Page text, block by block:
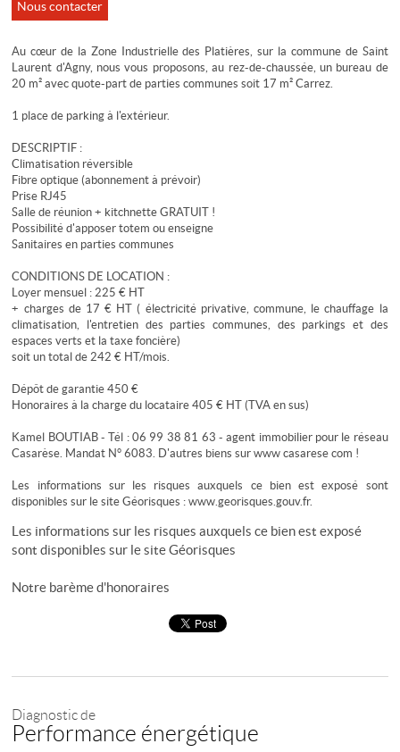
Nous contacter
Au cœur de la Zone Industrielle des Platières, sur la commune de Saint
Laurent d'Agny, nous vous proposons, au rez-de-chaussée, un bureau de
20 m² avec quote-part de parties communes soit 17 m² Carrez.
1 place de parking à l'extérieur.
DESCRIPTIF :
Climatisation réversible
Fibre optique (abonnement à prévoir)
Prise RJ45
Salle de réunion + kitchnette GRATUIT !
Possibilité d'apposer totem ou enseigne
Sanitaires en parties communes
CONDITIONS DE LOCATION :
Loyer mensuel : 225 € HT
+ charges de 17 € HT ( électricité privative, commune, le chauffage la
climatisation, l'entretien des parties communes, des parkings et des
espaces verts et la taxe foncière)
soit un total de 242 € HT/mois.
Dépôt de garantie 450 €
Honoraires à la charge du locataire 405 € HT (TVA en sus)
Kamel BOUTIAB - Tél : 06 99 38 81 63 - agent immobilier pour le réseau
Casarèse. Mandat N° 6083. D'autres biens sur www casarese com !
Les informations sur les risques auxquels ce bien est exposé sont
disponibles sur le site Géorisques : www.georisques.gouv.fr.
Les informations sur les risques auxquels ce bien est exposé
sont disponibles sur le siteGéorisques
Notre barème d'honoraires
Diagnostic de
Performance énergétique